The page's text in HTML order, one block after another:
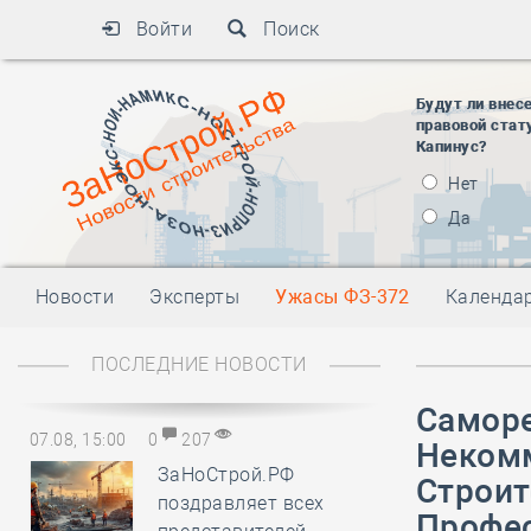
Войти Поиск
Будут ли
правовой
Капинус?
Нет
Да
Новости Эксперты Ужасы ФЗ-372
ПОСЛЕДНИЕ НОВОСТИ
07.08, 15:00 0 207
ЗаНоСтрой.РФ
поздравляет всех